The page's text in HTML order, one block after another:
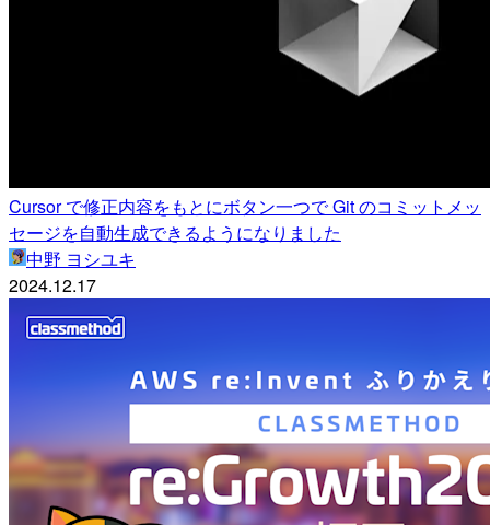
Cursor で修正内容をもとにボタン一つで Git のコミットメッ
セージを自動生成できるようになりました
中野 ヨシユキ
2024.12.17